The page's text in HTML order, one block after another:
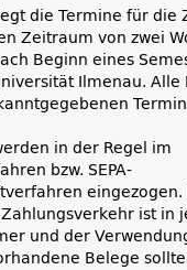
die Termine für die
Zeitraum von zwei
Beginn eines
Ilmenau.
in der Regel im
bzw. SEPA-
eingezogen.
ist in
und der
Belege